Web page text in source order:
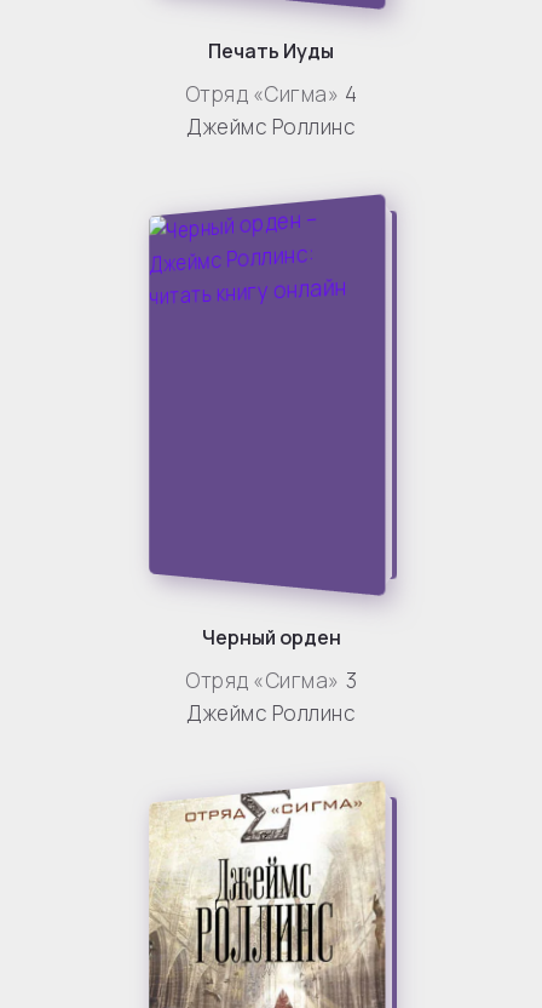
Печать Иуды
Отряд «Сигма» 4
Джеймс Роллинс
Черный орден
Отряд «Сигма» 3
Джеймс Роллинс